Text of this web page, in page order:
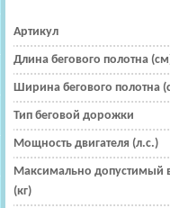
Артикул
Длина бегового полотна
Ширина бегового полотна
Тип беговой дорожки
Мощность двигателя (л.с.)
Максимально допустимый
(кг)